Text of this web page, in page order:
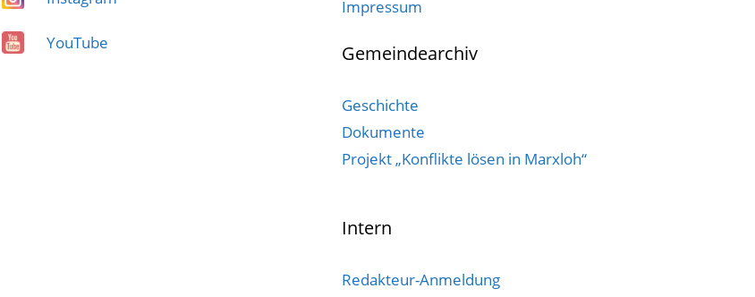
YouTube
Impressum
Gemeindearchiv
Geschichte
Dokumente
Projekt „Konflikte lösen in Marxloh“
Intern
Redakteur-Anmeldung